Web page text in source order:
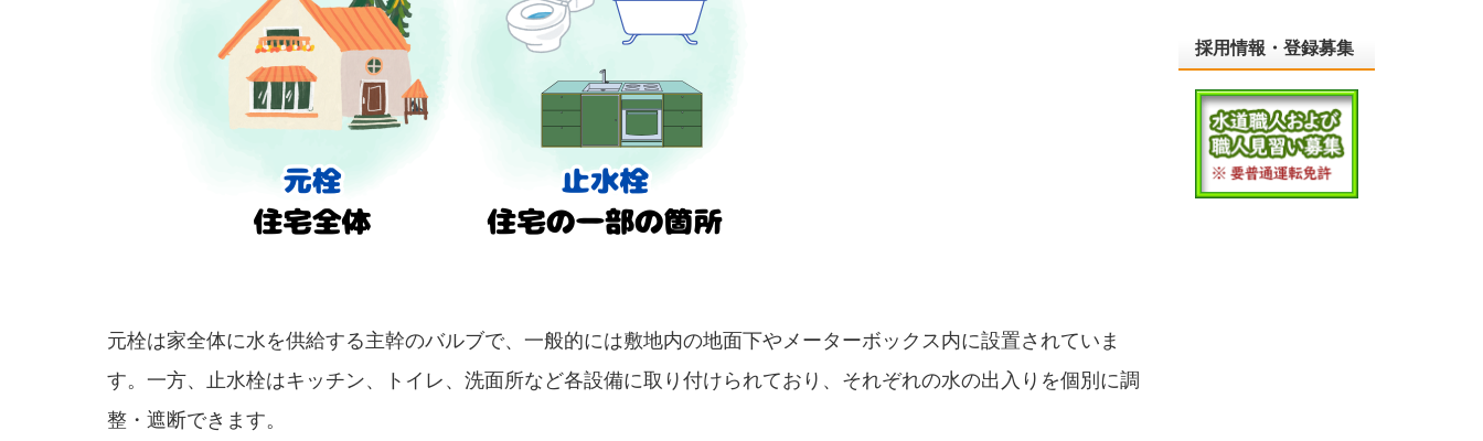
元栓は家全体に水を供給する主幹のバルブで、一般的には敷地内の地面下やメーターボックス内に設置されていま
す。一方、止水栓はキッチン、トイレ、洗面所など各設備に取り付けられており、それぞれの水の出入りを個別に調
整・遮断できます。
採用情報・登録募集